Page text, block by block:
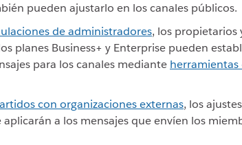
pueden ajustarlo en los canales públicos.
de administradores, los propietarios
planes Business+ y Enterprise pueden
para los canales mediante herramientas
con organizaciones externas, los
aplicarán a los mensajes que envíen los